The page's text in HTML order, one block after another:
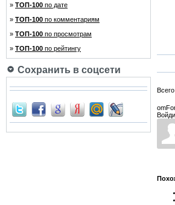
» ТОП-100 по дате
» ТОП-100 по комментариям
» ТОП-100 по просмотрам
» ТОП-100 по рейтингу
Сохранить в соцсети